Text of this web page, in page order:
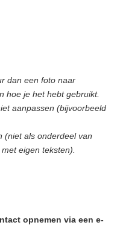
dan een foto naar
hoe je het hebt gebruikt.
aanpassen (bijvoorbeeld
(niet als onderdeel van
eigen teksten).
opnemen via een e-